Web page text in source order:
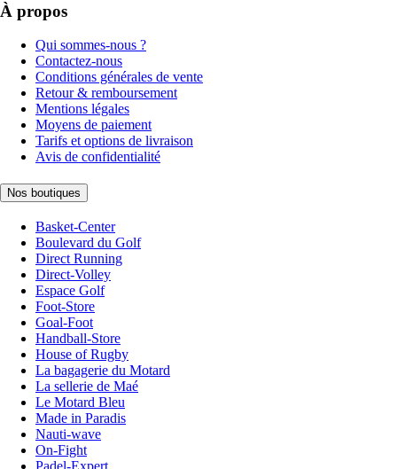
À propos
Qui sommes-nous ?
Contactez-nous
Conditions générales de vente
Retour & remboursement
Mentions légales
Moyens de paiement
Tarifs et options de livraison
Avis de confidentialité
Nos boutiques
Basket-Center
Boulevard du Golf
Direct Running
Direct-Volley
Espace Golf
Foot-Store
Goal-Foot
Handball-Store
House of Rugby
La bagagerie du Motard
La sellerie de Maé
Le Motard Bleu
Made in Paradis
Nauti-wave
On-Fight
Padel-Expert